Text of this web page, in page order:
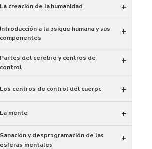
La creación de la humanidad +
Introducción a la psique humana y sus
componentes
+
Partes del cerebro y centros de
control
+
Los centros de control del cuerpo +
La mente +
Sanación y desprogramación de las
esferas mentales
+